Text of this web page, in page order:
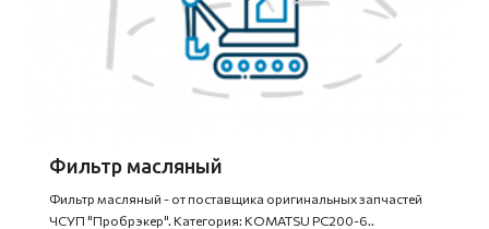
Фильтр масляный
Фильтр масляный - от поставщика оригинальных запчастей
ЧСУП "Пробрэкер". Категория: KOMATSU PC200-6..